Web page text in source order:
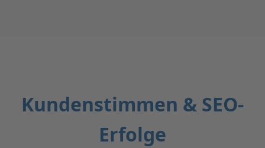
Kundenstimmen & SEO-
Erfolge